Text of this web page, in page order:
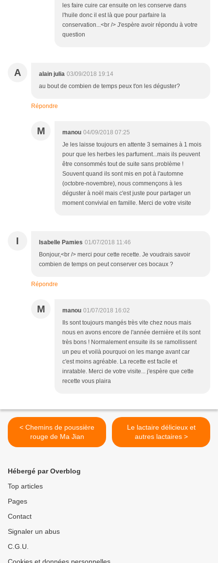
les faire cuire car ensuite on les conserve dans
l'huile donc il est là que pour parfaire la
conservation...<br /> J'espère avoir répondu à votre
question
A alain julia 03/09/2018 19:14
au bout de combien de temps peux t'on les déguster?
Répondre
M manou 04/09/2018 07:25
Je les laisse toujours en attente 3 semaines à 1 mois
pour que les herbes les parfument...mais ils peuvent
être consommés tout de suite sans problème !
Souvent quand ils sont mis en pot à l'automne
(octobre-novembre), nous commençons à les
déguster à noël mais c'est juste pour partager un
moment convivial en famille. Merci de votre visite
I Isabelle Pamies 01/07/2018 11:46
Bonjour,<br /> merci pour cette recette. Je voudrais savoir
combien de temps on peut conserver ces bocaux ?
Répondre
M manou 01/07/2018 16:02
Ils sont toujours mangés très vite chez nous mais
nous en avons encore de l'année dernière et ils sont
très bons ! Normalement ensuite ils se ramollissent
un peu et voilà pourquoi on les mange avant car
c'est moins agréable. La recette est facile et
inratable. Merci de votre visite... j'espère que cette
recette vous plaira
< Chemins de poussière
rouge de Ma Jian
Le lactaire délicieux et
autres lactaires >
Hébergé par Overblog
Top articles
Pages
Contact
Signaler un abus
C.G.U.